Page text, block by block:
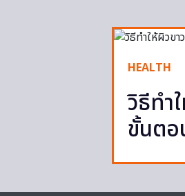
HEALTH
วิธีทำ
ขั้นตอ